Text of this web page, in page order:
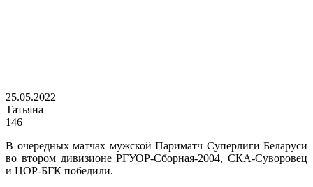
25.05.2022
Татьяна
146
В очередных матчах мужской Париматч Суперлиги Беларуси
во втором дивизионе РГУОР-Сборная-2004, СКА-Суворовец
и ЦОР-БГК победили.